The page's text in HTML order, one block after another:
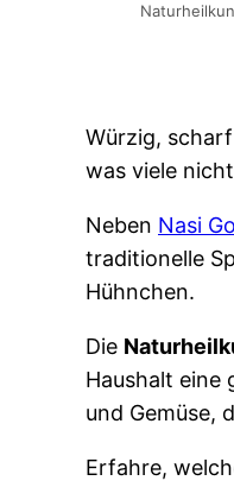
Würzig,
was viele
Neben Nasi
traditionelle
Hühnchen.
Die
Haushalt eine
und Gemüse,
Erfahre,